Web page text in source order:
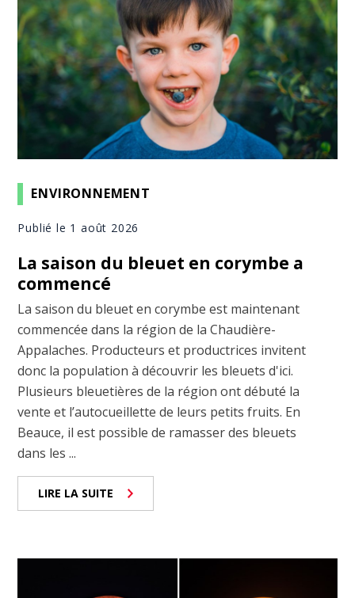
ENVIRONNEMENT
Publié le 1 août 2026
La saison du bleuet en corymbe a
commencé
La saison du bleuet en corymbe est maintenant
commencée dans la région de la Chaudière-
Appalaches. Producteurs et productrices invitent
donc la population à découvrir les bleuets d'ici.
Plusieurs bleuetières de la région ont débuté la
vente et l’autocueillette de leurs petits fruits. En
Beauce, il est possible de ramasser des bleuets
dans les ...
LIRE LA SUITE